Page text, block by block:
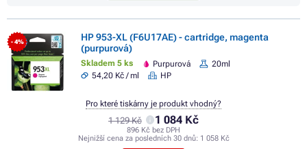
- 4%
HP 953-XL (F6U17AE) - cartridge, magenta
(purpurová)
Skladem 5 ks Purpurová
20ml
54,20 Kč / ml
HP
1 129 Kč 1 084 Kč
896 Kč bez DPH
Nejnižší cena za posledních 30 dnů: 1 058 Kč
Pro které tiskárny je produkt vhodný?